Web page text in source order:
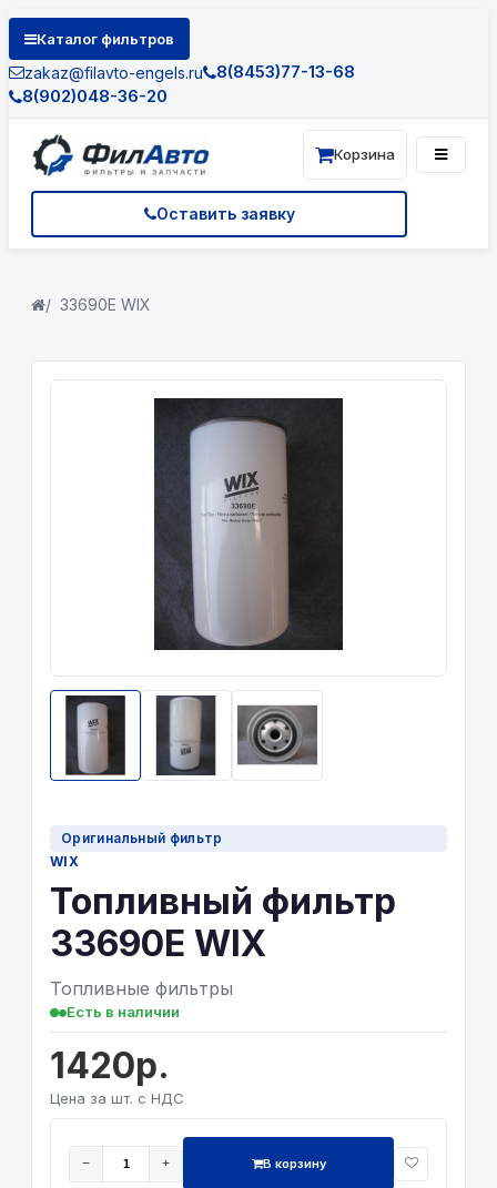
Каталог фильтров
zakaz@filavto-engels.ru
8(8453)77-13-68
8(902)048-36-20
Оставить заявку
Корзина
33690E WIX
Оригинальный фильтр
WIX
Топливный фильтр
33690E WIX
Топливные фильтры
Есть в наличии
1420р.
Цена за шт. с НДС
− + В корзину